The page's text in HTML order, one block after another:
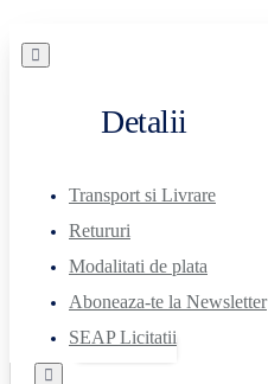
Detalii
Transport si Livrare
Retururi
Modalitati de plata
Aboneaza-te la Newsletter
SEAP Licitatii